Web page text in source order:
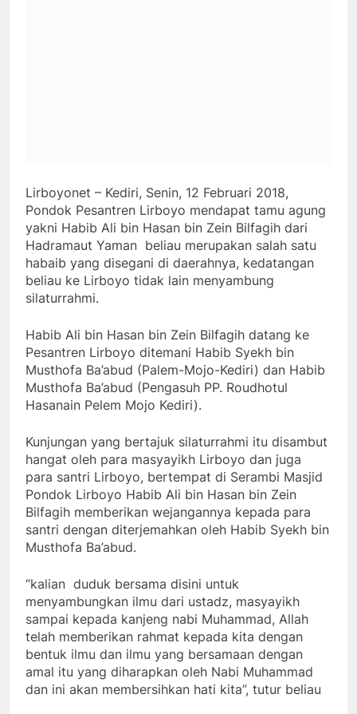
Lirboyonet – Kediri, Senin, 12 Februari 2018,
Pondok Pesantren Lirboyo mendapat tamu agung
yakni Habib Ali bin Hasan bin Zein Bilfagih dari
Hadramaut Yaman beliau merupakan salah satu
habaib yang disegani di daerahnya, kedatangan
beliau ke Lirboyo tidak lain menyambung
silaturrahmi.
Habib Ali bin Hasan bin Zein Bilfagih datang ke
Pesantren Lirboyo ditemani Habib Syekh bin
Musthofa Ba’abud (Palem-Mojo-Kediri) dan Habib
Musthofa Ba’abud (Pengasuh PP. Roudhotul
Hasanain Pelem Mojo Kediri).
Kunjungan yang bertajuk silaturrahmi itu disambut
hangat oleh para masyayikh Lirboyo dan juga
para santri Lirboyo, bertempat di Serambi Masjid
Pondok Lirboyo Habib Ali bin Hasan bin Zein
Bilfagih memberikan wejangannya kepada para
santri dengan diterjemahkan oleh Habib Syekh bin
Musthofa Ba’abud.
“kalian duduk bersama disini untuk
menyambungkan ilmu dari ustadz, masyayikh
sampai kepada kanjeng nabi Muhammad, Allah
telah memberikan rahmat kepada kita dengan
bentuk ilmu dan ilmu yang bersamaan dengan
amal itu yang diharapkan oleh Nabi Muhammad
dan ini akan membersihkan hati kita”, tutur beliau